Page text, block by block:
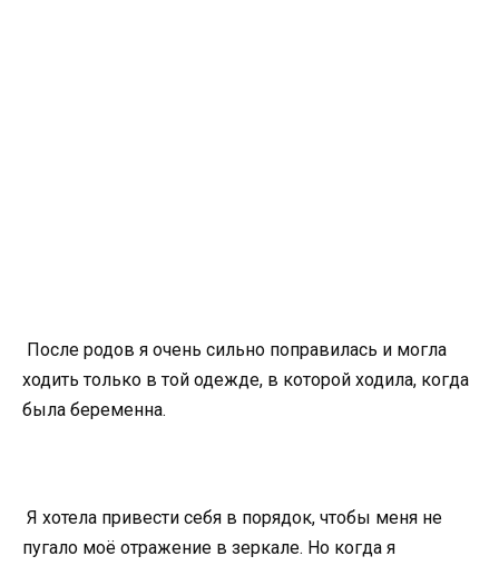
После родов я очень сильно поправилась и могла
ходить только в той одежде, в которой ходила, когда
была беременна.
Я хотела привести себя в порядок, чтобы меня не
пугало моё отражение в зеркале. Но когда я